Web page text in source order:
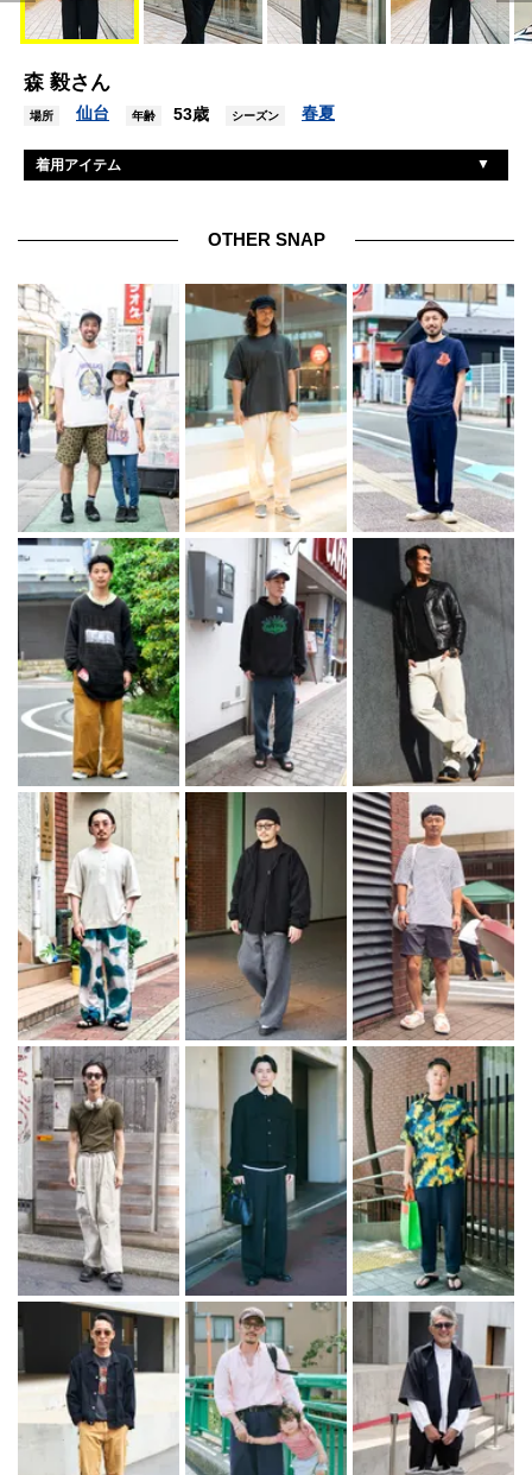
森 毅さん
場所 仙台 年齢 53歳 シーズン 春夏
着用アイテム
パンツ ユナイテッドアローズ
腕時計 カルティエ
リング 不明
シューズ ルイヴィトン
OTHER SNAP